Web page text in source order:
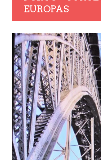
EUROPAS